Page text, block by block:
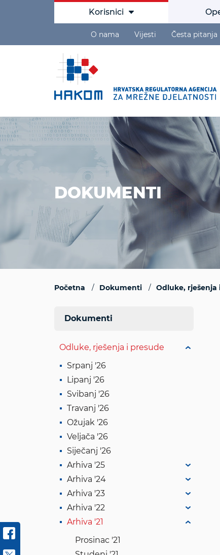
Korisnici
O nama Vijesti Česta pitanja
DOKUMENTI
Početna Dokumenti Odluke, rješenja
Dokumenti
Odluke, rješenja i presude
Srpanj '26
Lipanj '26
Svibanj '26
Travanj '26
Ožujak '26
Veljača '26
Siječanj '26
Arhiva '25
Arhiva '24
Arhiva '23
Arhiva '22
Arhiva '21
Prosinac '21